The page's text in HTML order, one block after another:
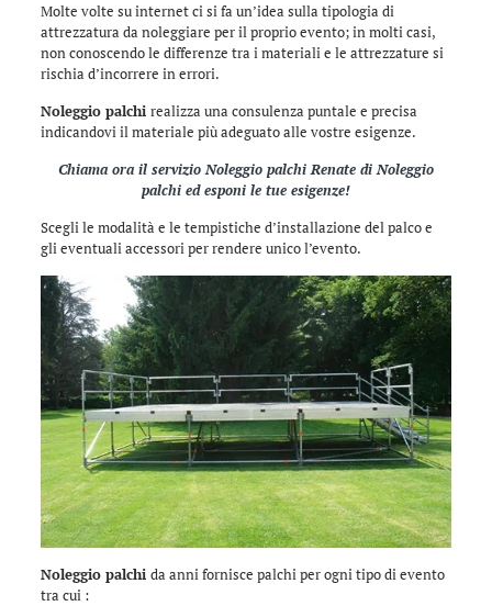
Molte volte su internet ci si fa un’idea sulla tipologia di
attrezzatura da noleggiare per il proprio evento; in molti casi,
non conoscendo le differenze tra i materiali e le attrezzature si
rischia d’incorrere in errori.
Noleggio palchi realizza una consulenza puntale e precisa
indicandovi il materiale più adeguato alle vostre esigenze.
Chiama ora il servizioNoleggio palchi Renate diNoleggio
palchi ed esponi le tue esigenze!
Scegli le modalità e le tempistiche d’installazione del palco e
gli eventuali accessori per rendere unico l’evento.
Noleggio palchi da anni fornisce palchi per ogni tipo di evento
tra cui :